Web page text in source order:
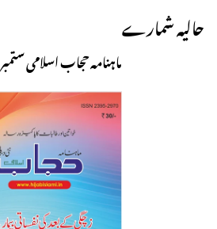
حالیہ شمارے
ماہنامہ حجاب اسلامی ستمبر 2024